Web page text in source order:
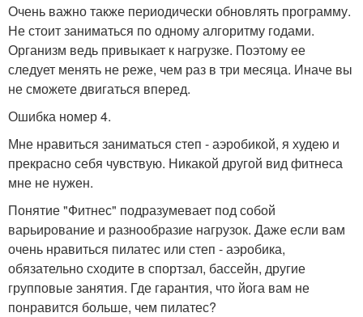
Очень важно также периодически обновлять программу.
Не стоит заниматься по одному алгоритму годами.
Организм ведь привыкает к нагрузке. Поэтому ее
следует менять не реже, чем раз в три месяца. Иначе вы
не сможете двигаться вперед.
Ошибка номер 4.
Мне нравиться заниматься степ - аэробикой, я худею и
прекрасно себя чувствую. Никакой другой вид фитнеса
мне не нужен.
Понятие "Фитнес" подразумевает под собой
варьирование и разнообразие нагрузок. Даже если вам
очень нравиться пилатес или степ - аэробика,
обязательно сходите в спортзал, бассейн, другие
групповые занятия. Где гарантия, что йога вам не
понравится больше, чем пилатес?